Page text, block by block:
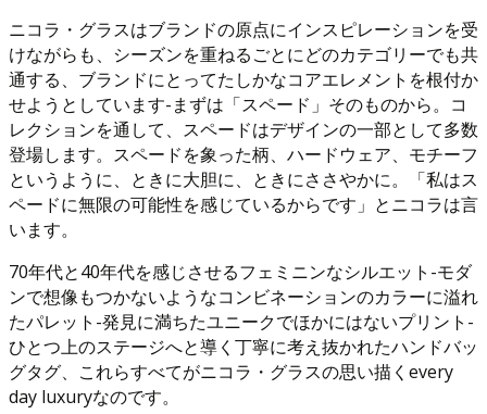
ニコラ・グラスはブランドの原点にインスピレーションを受
けながらも、シーズンを重ねるごとにどのカテゴリーでも共
通する、ブランドにとってたしかなコアエレメントを根付か
せようとしています-まずは「スペード」そのものから。コ
レクションを通して、スペードはデザインの一部として多数
登場します。スペードを象った柄、ハードウェア、モチーフ
というように、ときに大胆に、ときにささやかに。「私はス
ペードに無限の可能性を感じているからです」とニコラは言
います。
70年代と40年代を感じさせるフェミニンなシルエット-モダ
ンで想像もつかないようなコンビネーションのカラーに溢れ
たパレット-発見に満ちたユニークでほかにはないプリント-
ひとつ上のステージへと導く丁寧に考え抜かれたハンドバッ
グタグ、これらすべてがニコラ・グラスの思い描くevery
day luxuryなのです。